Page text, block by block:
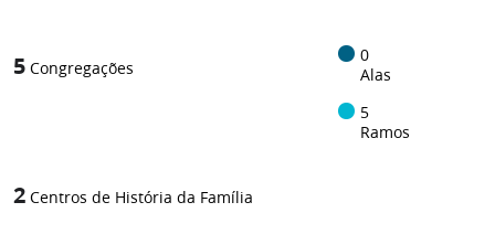
5 Congregações
0
Alas
5
Ramos
2 Centros de História da Família